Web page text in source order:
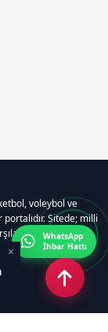
×
voleybol ve
Sitede; milli
transfer
WhatsApp
İhbar Hattı